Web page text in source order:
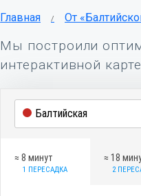
Главная От
Мы построили
интерактивной
≈ 8 минут
1 ПЕРЕСАДКА
≈ 18
2